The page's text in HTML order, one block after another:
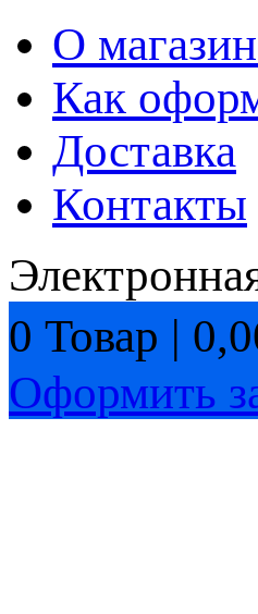
О
Как
Доставка
Контакты
0 Товар |
Оформить